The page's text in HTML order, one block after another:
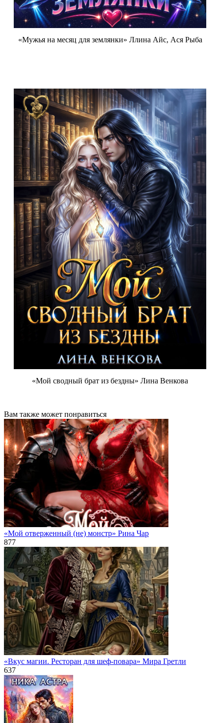
«Мужья на месяц для землянки» Ллина Айс, Ася Рыба
«Мой сводный брат из бездны» Лина Венкова
Вам также может понравиться
«Мой отверженный (не) монстр» Рина Чар
877
«Вкус магии. Ресторан для шеф-повара» Мира Гретли
637